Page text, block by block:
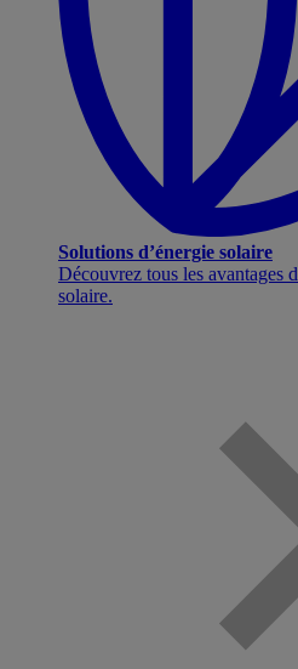
Solutions d’énergie solaire
Découvrez tous les avantages
solaire.